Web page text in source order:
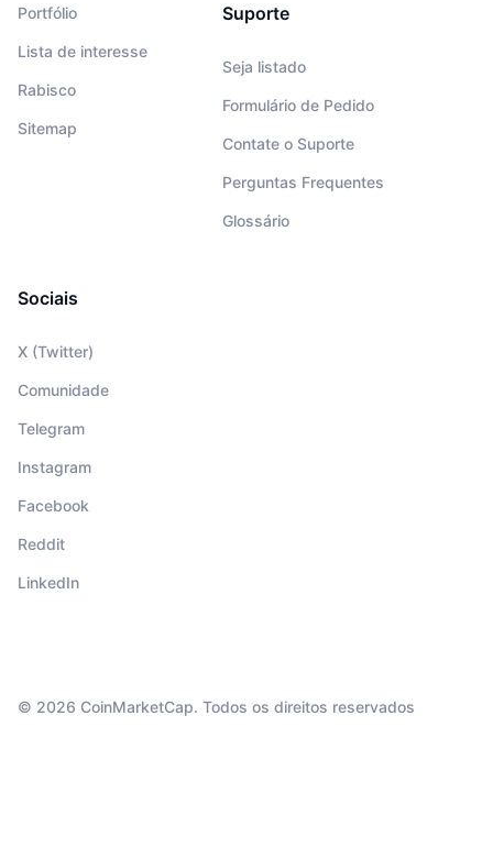
Portfólio
Lista de interesse
Rabisco
Sitemap
Suporte
Seja listado
Formulário de Pedido
Contate o Suporte
Perguntas Frequentes
Glossário
Sociais
X (Twitter)
Comunidade
Telegram
Instagram
Facebook
Reddit
LinkedIn
© 2026 CoinMarketCap. Todos os direitos reservados